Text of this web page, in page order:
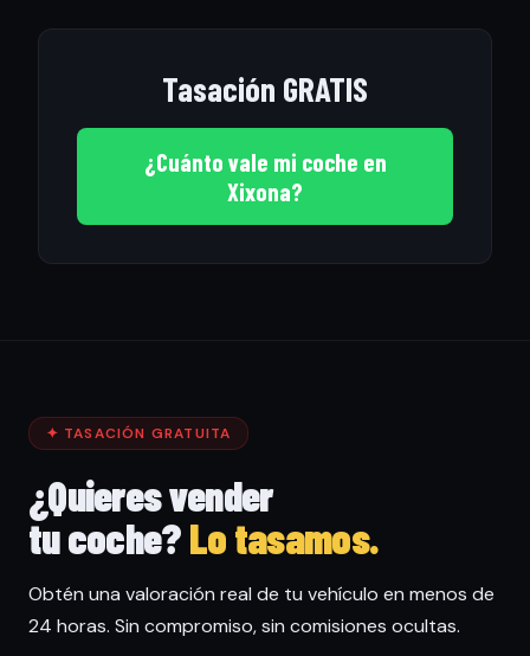
Tasación GRATIS
¿Cuánto vale mi coche en
Xixona?
✦ TASACIÓN GRATUITA
¿Quieres vender
tu coche?Lo tasamos.
Obtén una valoración real de tu vehículo en menos de
24 horas. Sin compromiso, sin comisiones ocultas.